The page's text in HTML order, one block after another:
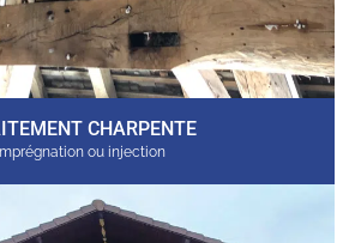
CHARPENTE
Imprégnation ou injection